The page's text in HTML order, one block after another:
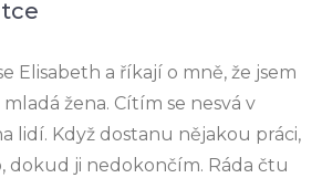
Elisabeth a říkají o mně, že jsem
žena. Cítím se nesvá v
lidí. Když dostanu nějakou práci,
dokud ji nedokončím. Ráda čtu